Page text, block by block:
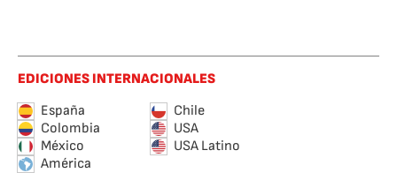
EDICIONES INTERNACIONALES
España
Chile
Colombia
USA
México
USA Latino
América